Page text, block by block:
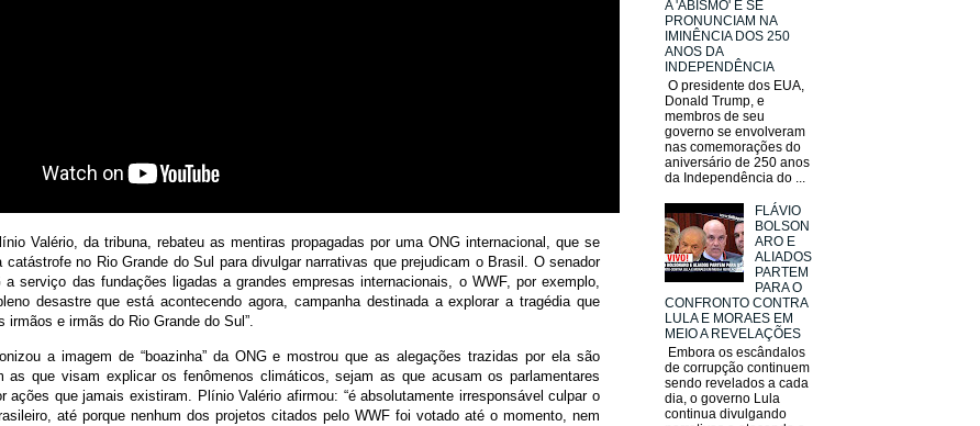
Valério, da tribuna, rebateu as mentiras propagadas por uma ONG internacional, que se
catástrofe no Rio Grande do Sul para divulgar narrativas que prejudicam o Brasil. O senador
a serviço das fundações ligadas a grandes empresas internacionais, o WWF, por exemplo,
desastre que está acontecendo agora, campanha destinada a explorar a tragédia que
irmãos e irmãs do Rio Grande do Sul”.
a imagem de “boazinha” da ONG e mostrou que as alegações trazidas por ela são
as que visam explicar os fenômenos climáticos, sejam as que acusam os parlamentares
ações que jamais existiram. Plínio Valério afirmou: “é absolutamente irresponsável culpar o
até porque nenhum dos projetos citados pelo WWF foi votado até o momento, nem
A 'ABISMO' E SE
PRONUNCIAM NA
IMINÊNCIA DOS 250
ANOS DA
INDEPENDÊNCIA
O presidente dos EUA,
Donald Trump, e
membros de seu
governo se envolveram
nas comemorações do
aniversário de 250 anos
da Independência do ...
FLÁVIO
BOLSON
ARO E
ALIADOS
PARTEM
PARA O
CONFRONTO CONTRA
LULA E MORAES EM
MEIO A REVELAÇÕES
Embora os escândalos
de corrupção continuem
sendo revelados a cada
dia, o governo Lula
continua divulgando